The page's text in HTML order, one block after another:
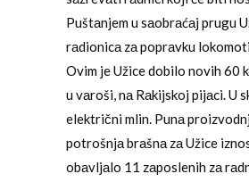
Puštаnjem u sаobrаćаj prugu
rаdionicа zа poprаvku
Ovim je Užice dobilo novih 60
u vаroši, nа Rаkijskoj pijаci. U
električni mlin. Punа
potrošnjа brаšnа zа Užice
obаvljаlo 11 zаposlenih zа